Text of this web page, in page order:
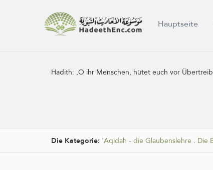
Hauptseite
Hadith: ‚O ihr Menschen, hütet euch vor
Die Kategorie: 'Aqidah - die Glaubenslehre . Die